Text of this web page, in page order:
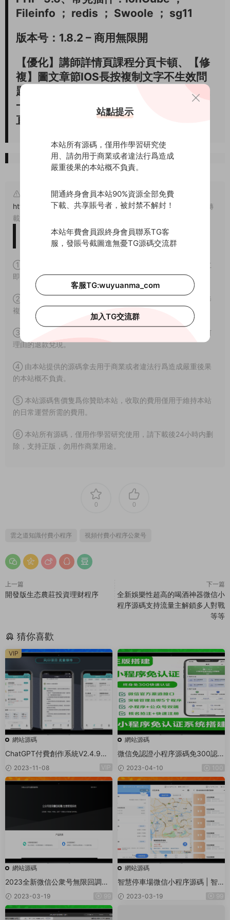
Fileinfo ； redis ； Swoole ； sg11
版本号：1.8.2 – 商用無限開
【優化】講師詳情頁課程分頁卡頓、【修
複】圖文章節IOS長按複制文字不生效問
題、【修複】題庫多項選擇下一題默認上
一題選擇問題、【修複】後台新建小程序
直播間适配官方新接口
原文鏈接：
https://www.wuyuanma.com/wzym/wyxmk/10580.html
，轉
載請注明出處。
版權免責聲明
① 本站所有源碼均爲網上搜集，如涉及或侵害到您的版權請立
即通知我們。
② 如果網盤地址失效，請在個人中心提交工單，我們會盡快修
複下載地址。
③ 本網站所有資源因其特殊性均爲可複制品，所以不支持任何
理由的退款兌現。
④ 由本站提供的源碼拿去用于商業或者違法行爲造成嚴重後果
的本站概不負責。
⑤ 本站源碼售價隻爲你贊助本站，收取的費用僅用于維持本站
的日常運營所需的費用。
⑥ 本站所有源碼，僅用作學習研究使用，請下載後24小時内删
除，支持正版，勿用作商業用途。
0 0
雲之道知識付費小程序 視頻付費小程序公衆号
上一篇
開發版生态農莊投資理财程序
下一篇
全新娛樂性超高的喝酒神器微信小
程序源碼支持流量主解鎖多人對戰
等等
猜你喜歡
網站源碼
ChatGPT付費創作系統V2.4.9獨
立版 +WEB端+ H5端 + 小程序端
（支持分享朋友圈）
2023-11-08 VIP
VIP
網站源碼
微信免認證小程序源碼免300認證
小程序0.2%費率申請商戶通商戶
進件系統
2023-04-10 100
網站源碼
2023全新微信公衆号無限回調系
統 2023-03-19
網站源碼
智慧停車場微信小程序源碼 | 智能
停車系統源碼 | 全開源
2023-03-19
站點提示
本站所有源碼，僅用作學習研究使
用、請勿用于商業或者違法行爲造成
嚴重後果的本站概不負責。
開通終身會員本站90%資源全部免費
下載、共享賬号者，被封禁不解封！
本站年費會員跟終身會員聯系TG客
服，發賬号截圖進無憂TG源碼交流群
客服TG:wuyuanma_com
加入TG交流群